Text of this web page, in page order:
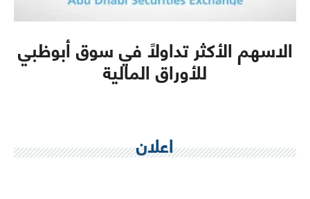
الاسهم الأكثر تداولاً في سوق أبوظبي
للأوراق المالية
اعلان